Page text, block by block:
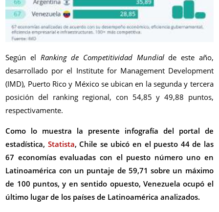
Según el Ranking de Competitividad Mundialde este año,
desarrollado por el Institute for Management Development
(IMD), Puerto Rico y México se ubican en la segunda y tercera
posición del ranking regional, con 54,85 y 49,88 puntos,
respectivamente.
Como lo muestra la presente infografía del portal de
estadística, Statista, Chile se ubicó en el puesto 44 de las
67 economías evaluadas con el puesto número uno en
Latinoamérica con un puntaje de 59,71 sobre un máximo
de 100 puntos, y en sentido opuesto, Venezuela ocupó el
último lugar de los países de Latinoamérica analizados.